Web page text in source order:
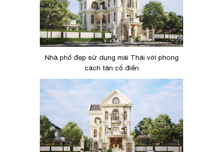
Nhà phố đẹp sử dụng mái Thái với phong
cách tân cổ điển